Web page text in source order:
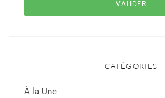
CATÉGORIES
À la Une